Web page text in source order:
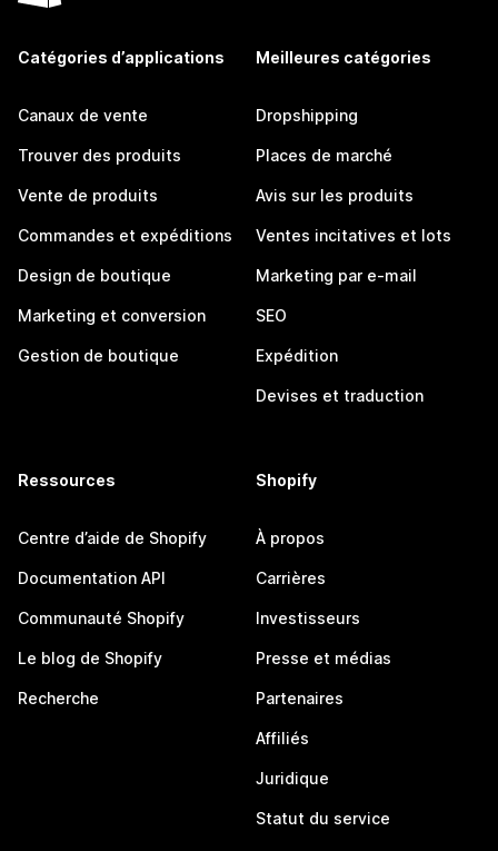
Catégories d’applications
Canaux de vente
Trouver des produits
Vente de produits
Commandes et expéditions
Design de boutique
Marketing et conversion
Gestion de boutique
Meilleures catégories
Dropshipping
Places de marché
Avis sur les produits
Ventes incitatives et lots
Marketing par e-mail
SEO
Expédition
Devises et traduction
Ressources
Centre d’aide de Shopify
Documentation API
Communauté Shopify
Le blog de Shopify
Recherche
Shopify
À propos
Carrières
Investisseurs
Presse et médias
Partenaires
Affiliés
Juridique
Statut du service